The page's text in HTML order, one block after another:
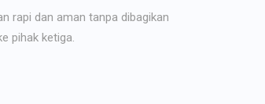
rapi dan aman tanpa dibagikan
pihak ketiga.